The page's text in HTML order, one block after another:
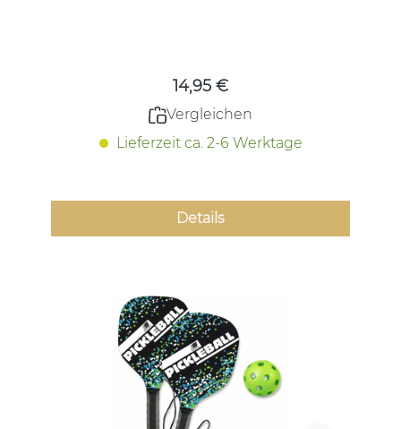
14,95 €
Vergleichen
Lieferzeit ca. 2-6 Werktage
Details